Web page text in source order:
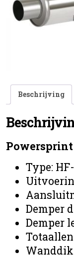
Beschrijving
Powersprint
Type:
Demper
Demper